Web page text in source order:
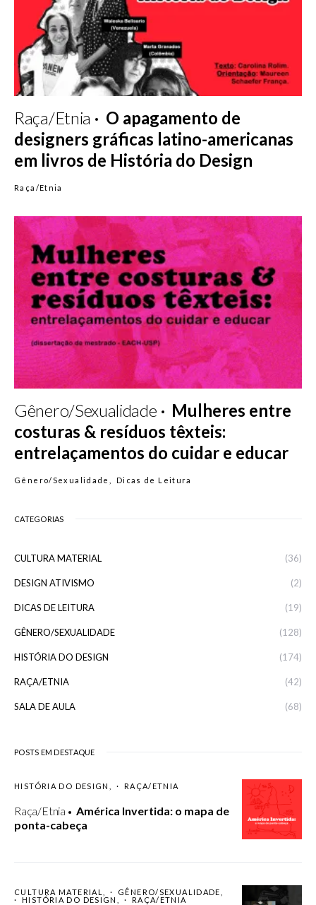
Raça/Etnia
O apagamento de
designers gráficas latino-americanas
em livros de História do Design
Raça/Etnia
Gênero/Sexualidade
Mulheres entre
costuras & resíduos têxteis:
entrelaçamentos do cuidar e educar
Gênero/Sexualidade Dicas de Leitura
CATEGORIAS
CULTURA MATERIAL (36)
DESIGN ATIVISMO (2)
DICAS DE LEITURA (19)
GÊNERO/SEXUALIDADE (128)
HISTÓRIA DO DESIGN (174)
RAÇA/ETNIA (42)
SALA DE AULA (68)
POSTS EM DESTAQUE
HISTÓRIA DO DESIGN RAÇA/ETNIA
Raça/Etnia
América Invertida: o mapa de
ponta-cabeça
CULTURA MATERIAL
GÊNERO/SEXUALIDADE
HISTÓRIA DO DESIGN
RAÇA/ETNIA